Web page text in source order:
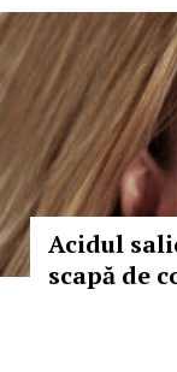
Acidul
scapă de